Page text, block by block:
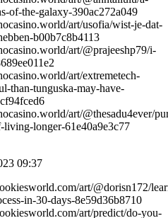
of-the-galaxy-390ac272a049
art/usofia/wist-je-dat-
b00b7c8b4113
art/@prajeeshp79/i-
art/extremetech-
than-tunguska-may-have-
art/@thesadu4ever/
living-longer-61e40a9e3c77
09:37
art/@dorisn172/
in-30-days-8e59d36b8710
art/predict/do-you-